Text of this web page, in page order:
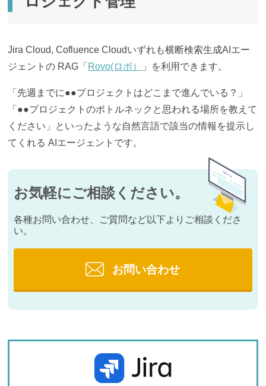
Jira Cloud, Cofluence Cloudいずれも横断検索生成AIエー
ジェントの RAG「 Rovo(ロボ） 」を利用できます。
「先週までに●●プロジェクトはどこまで進んでいる？」
「●●プロジェクトのボトルネックと思われる場所を教えて
ください」といったような自然言語で該当の情報を提示し
てくれる AIエージェントです。
お気軽にご相談ください。
各種お問い合わせ、ご質問など以下よりご相談くださ
い。
お問い合わせ